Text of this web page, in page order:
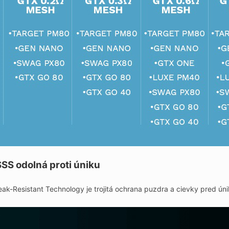
odolná proti úniku
Resistant Technology je trojitá ochrana puzdra a cievky pred